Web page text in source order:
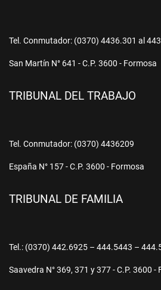
Tel. Conmutador: (0370) 4436.301 al
San Martín N° 641 - C.P. 3600 - Formosa
TRIBUNAL DEL TRABAJO
Tel. Conmutador: (0370) 4436209
España N° 157 - C.P. 3600 - Formosa
TRIBUNAL DE FAMILIA
Tel.: (0370) 442.6925 – 444.5443 –
Saavedra N° 369, 371 y 377 - C.P. 3600 -